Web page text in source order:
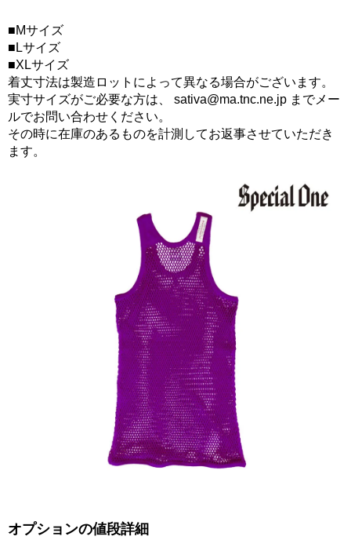
■Mサイズ
■Lサイズ
■XLサイズ
着丈寸法は製造ロットによって異なる場合がございます。
実寸サイズがご必要な方は、 sativa@ma.tnc.ne.jp までメー
ルでお問い合わせください。
その時に在庫のあるものを計測してお返事させていただき
ます。
オプションの値段詳細